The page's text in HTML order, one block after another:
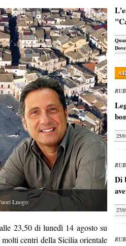
Luogo.
23,50 di lunedì 14 agosto su
centri della Sicilia orientale
Dove
25/
Di
27/